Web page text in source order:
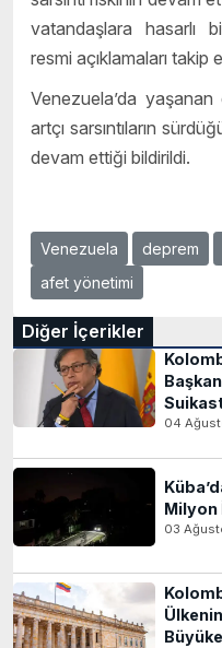
vatandaşlara hasarlı
resmi açıklamaları takip
Venezuela’da
artçı sarsıntıların
devam ettiği bildirildi.
Venezuela deprem
afet yönetimi
Diğer İçerikler
04
Milyon
03